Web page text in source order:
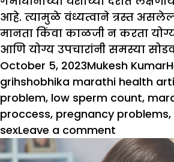
आहे. त्यामुळे वंध्यत्वाने त्रस्त
मानता किंवा काळजी न करता योग्य
आणि योग्य उपचारांनी समस्या
Posted
on
October 5, 2023Author
Mukesh Kumar
grihshobhika marathi health
problem, low sperm count,
proccess, pregnancy problems,
sexLeave a comment
त्यामुळे